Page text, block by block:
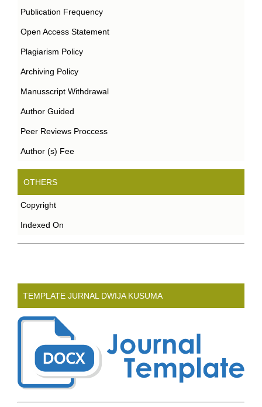
Publication Frequency
Open Access Statement
Plagiarism Policy
Archiving Policy
Manusscript Withdrawal
Author Guided
Peer Reviews Proccess
Author (s) Fee
OTHERS
Copyright
Indexed On
TEMPLATE JURNAL DWIJA KUSUMA